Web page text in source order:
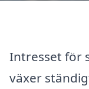
Intresset för
växer